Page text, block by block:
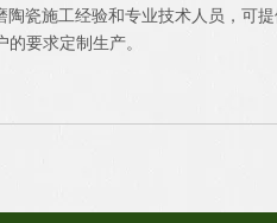
陶瓷施工经验和专业技术人员，可
的要求定制生产。